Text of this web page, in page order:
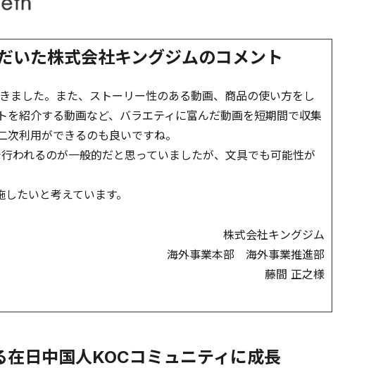
いた株式会社キングジムのコメント
した。また、ストーリー性のある動画、商品の使い方をし
紹介する動画など、バラエティに富んだ動画を短期間で収集
利用ができるのも良いですね。
われるのが一般的だと思っていましたが、文具でも可能性が
たいと考えています。
株式会社キングジム
海外事業本部 海外事業推進部
藤間 正之様
日中国人KOCコミュニティに成長